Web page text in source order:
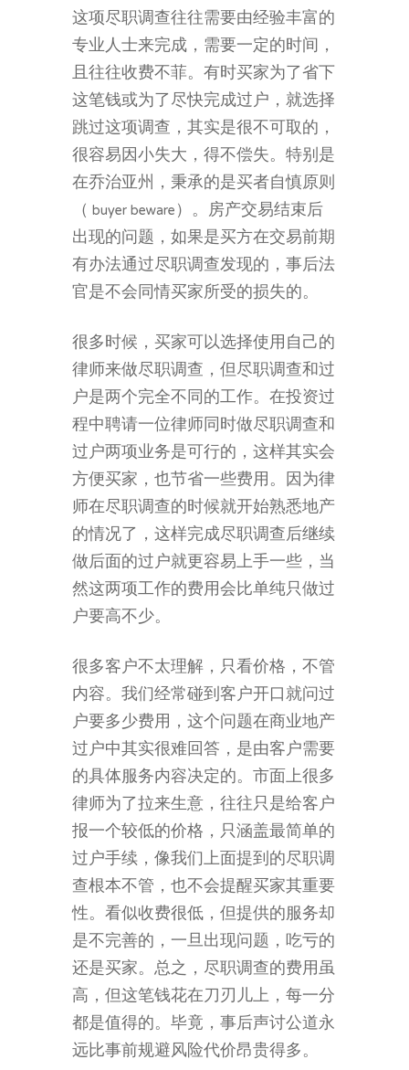
这项尽职调查往往需要由经验丰富的
专业人士来完成，需要一定的时间，
且往往收费不菲。有时买家为了省下
这笔钱或为了尽快完成过户，就选择
跳过这项调查，其实是很不可取的，
很容易因小失大，得不偿失。特别是
在乔治亚州，秉承的是买者自慎原则
（ buyer beware）。房产交易结束后
出现的问题，如果是买方在交易前期
有办法通过尽职调查发现的，事后法
官是不会同情买家所受的损失的。
很多时候，买家可以选择使用自己的
律师来做尽职调查，但尽职调查和过
户是两个完全不同的工作。在投资过
程中聘请一位律师同时做尽职调查和
过户两项业务是可行的，这样其实会
方便买家，也节省一些费用。因为律
师在尽职调查的时候就开始熟悉地产
的情况了，这样完成尽职调查后继续
做后面的过户就更容易上手一些，当
然这两项工作的费用会比单纯只做过
户要高不少。
很多客户不太理解，只看价格，不管
内容。我们经常碰到客户开口就问过
户要多少费用，这个问题在商业地产
过户中其实很难回答，是由客户需要
的具体服务内容决定的。市面上很多
律师为了拉来生意，往往只是给客户
报一个较低的价格，只涵盖最简单的
过户手续，像我们上面提到的尽职调
查根本不管，也不会提醒买家其重要
性。看似收费很低，但提供的服务却
是不完善的，一旦出现问题，吃亏的
还是买家。总之，尽职调查的费用虽
高，但这笔钱花在刀刃儿上，每一分
都是值得的。毕竟，事后声讨公道永
远比事前规避风险代价昂贵得多。